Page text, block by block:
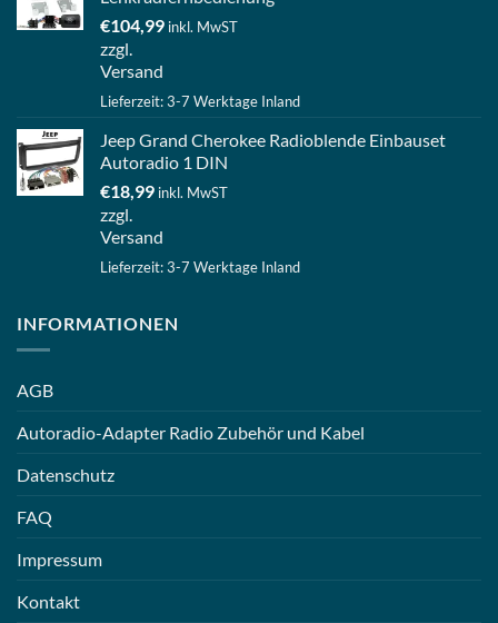
€104,99 inkl. MwST
zzgl.
Versand
Lieferzeit: 3-7 Werktage Inland
Jeep Grand Cherokee Radioblende Einbauset
Autoradio 1 DIN
€18,99 inkl. MwST
zzgl.
Versand
Lieferzeit: 3-7 Werktage Inland
INFORMATIONEN
AGB
Autoradio-Adapter Radio Zubehör und Kabel
Datenschutz
FAQ
Impressum
Kontakt